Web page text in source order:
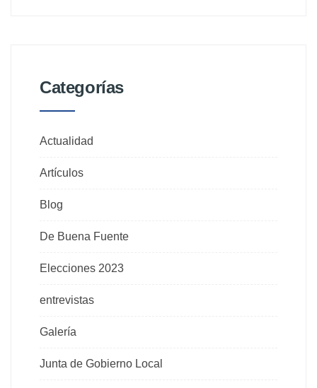
Categorías
Actualidad
Artículos
Blog
De Buena Fuente
Elecciones 2023
entrevistas
Galería
Junta de Gobierno Local